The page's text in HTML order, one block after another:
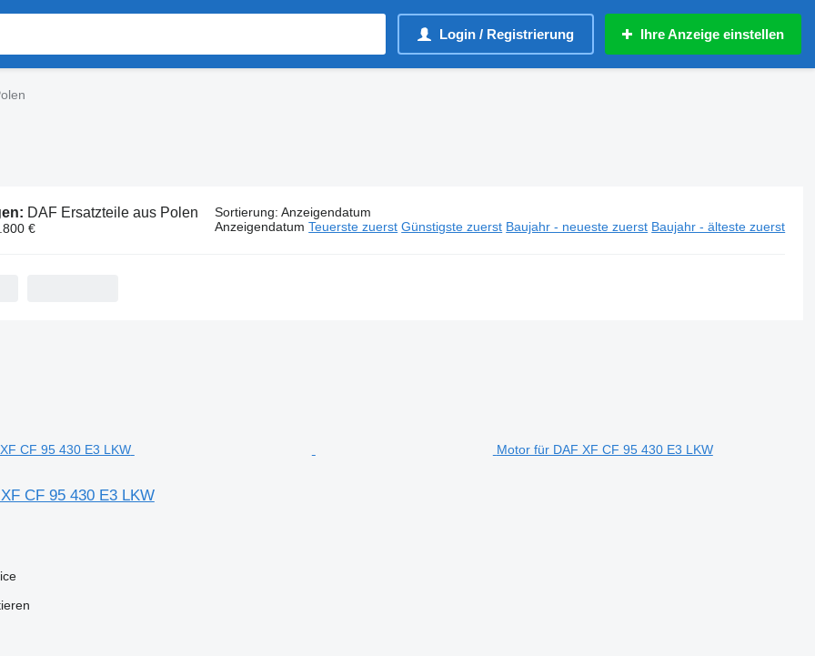
Login / Registrierung Ihre Anzeige einstellen
DAF Ersatzteile aus Polen
€
Sortierung: Anzeigendatum
Anzeigendatum Teuerste zuerst Günstigste zuerst Baujahr - neueste zuerst Baujahr - älteste zuerst
Motor für DAF XF CF 95 430 E3 LKW
CF 95 430 E3 LKW